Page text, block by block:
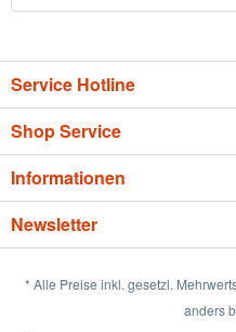
Service Hotline
Shop Service
Informationen
Newsletter
* Alle Preise inkl. gesetzl.
anders